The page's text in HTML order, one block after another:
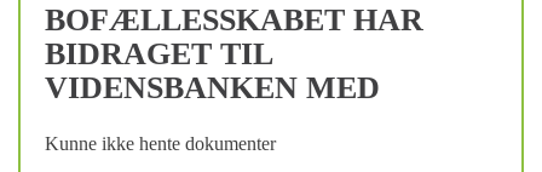
BOFÆLLESSKABET HAR
BIDRAGET TIL
VIDENSBANKEN MED
Kunne ikke hente dokumenter